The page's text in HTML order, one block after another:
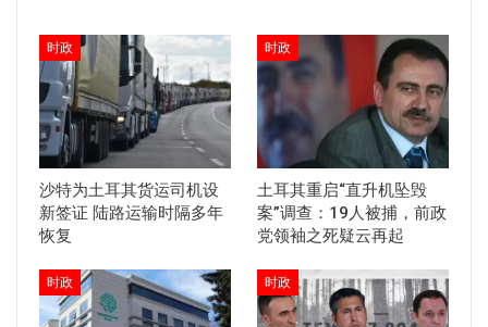
时政
沙特为土耳其货运司机设
新签证 陆路运输时隔多年
恢复
时政
土耳其重启“直升机坠毁
案”调查：19人被捕，前政
党领袖之死疑云再起
时政 时政